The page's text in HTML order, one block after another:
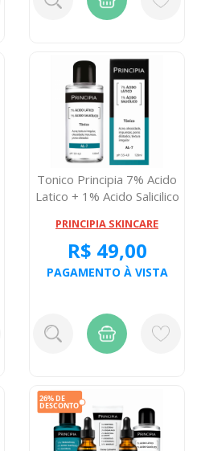
Tonico Principia 7% Acido
Latico + 1% Acido Salicilico
PRINCIPIA SKINCARE
R$ 49,00
PAGAMENTO À VISTA